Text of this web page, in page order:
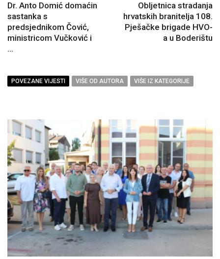
Dr. Anto Domić domaćin
sastanka s
predsjednikom Čović,
ministricom Vučković i
...
Obljetnica stradanja
hrvatskih branitelja 108.
Pješačke brigade HVO-
a u Boderištu
POVEZANE VIJESTI VIŠE OD AUTORA VIŠE IZ KATEGORIJE